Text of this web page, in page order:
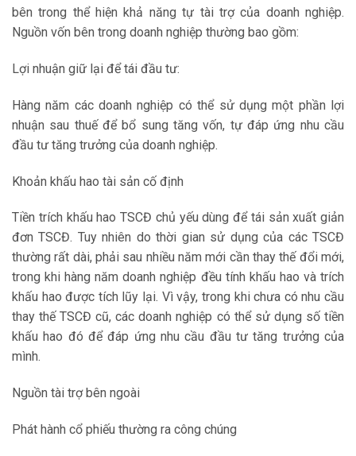
bên trong thể hiện khả năng tự tài trợ của doanh nghiệp.
Nguồn vốn bên trong doanh nghiệp thường bao gồm:
Lợi nhuận giữ lại để tái đầu tư:
Hàng năm các doanh nghiệp có thể sử dụng một phần lợi
nhuận sau thuế để bổ sung tăng vốn, tự đáp ứng nhu cầu
đầu tư tăng trưởng của doanh nghiệp.
Khoản khấu hao tài sản cố định
Tiền trích khấu hao TSCĐ chủ yếu dùng để tái sản xuất giản
đơn TSCĐ. Tuy nhiên do thời gian sử dụng của các TSCĐ
thường rất dài, phải sau nhiều năm mới cần thay thế đổi mới,
trong khi hàng năm doanh nghiệp đều tính khấu hao và trích
khấu hao được tích lũy lại. Vì vậy, trong khi chưa có nhu cầu
thay thế TSCĐ cũ, các doanh nghiệp có thể sử dụng số tiền
khấu hao đó để đáp ứng nhu cầu đầu tư tăng trưởng của
mình.
Nguồn tài trợ bên ngoài
Phát hành cổ phiếu thường ra công chúng